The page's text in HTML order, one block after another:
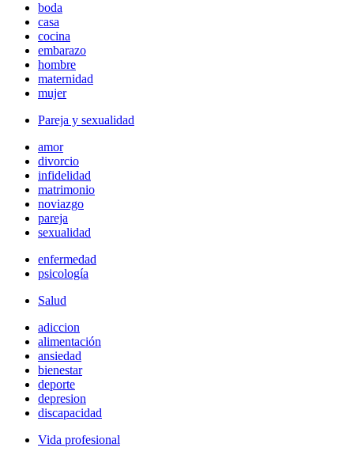
boda
casa
cocina
embarazo
hombre
maternidad
mujer
Pareja y sexualidad
amor
divorcio
infidelidad
matrimonio
noviazgo
pareja
sexualidad
enfermedad
psicología
Salud
adiccion
alimentación
ansiedad
bienestar
deporte
depresion
discapacidad
Vida profesional